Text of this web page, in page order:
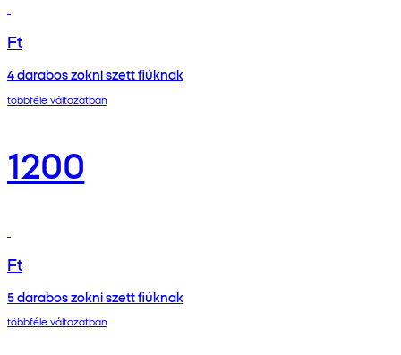
Ft
4 darabos zokni szett fiúknak
többféle változatban
1200
Ft
5 darabos zokni szett fiúknak
többféle változatban